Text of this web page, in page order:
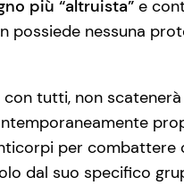
più “altruista” e
nessuna
tutti, non scatenerà
per combattere
dal suo specifico